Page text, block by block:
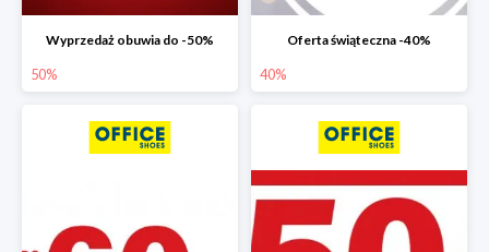
Wyprzedaż obuwia do -50%
50%
Oferta świąteczna -40%
40%